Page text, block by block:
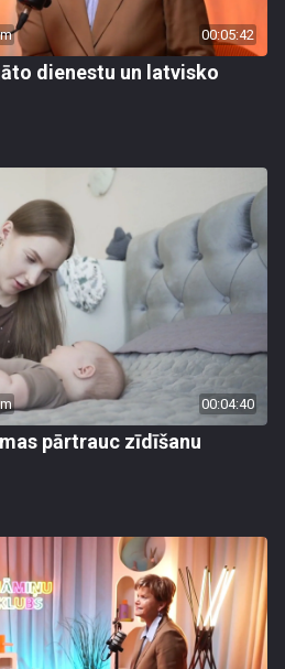
00:05:42
dienestu un latvisko
00:04:40
pārtrauc zīdīšanu